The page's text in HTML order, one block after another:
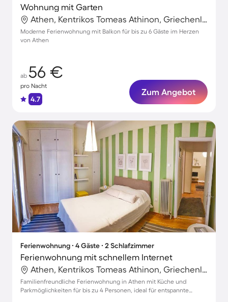
Wohnung mit Garten
Athen, Kentrikos Tomeas Athinon, Griechenland
Moderne Ferienwohnung mit Balkon für bis zu 6 Gäste im Herzen
von Athen
ab 56 €
pro Nacht
4.7
Zum Angebot
Ferienwohnung ∙ 4 Gäste ∙ 2 Schlafzimmer
Ferienwohnung mit schnellem Internet
Athen, Kentrikos Tomeas Athinon, Griechenland
Familienfreundliche Ferienwohnung in Athen mit Küche und
Parkmöglichkeiten für bis zu 4 Personen, ideal für entspannte